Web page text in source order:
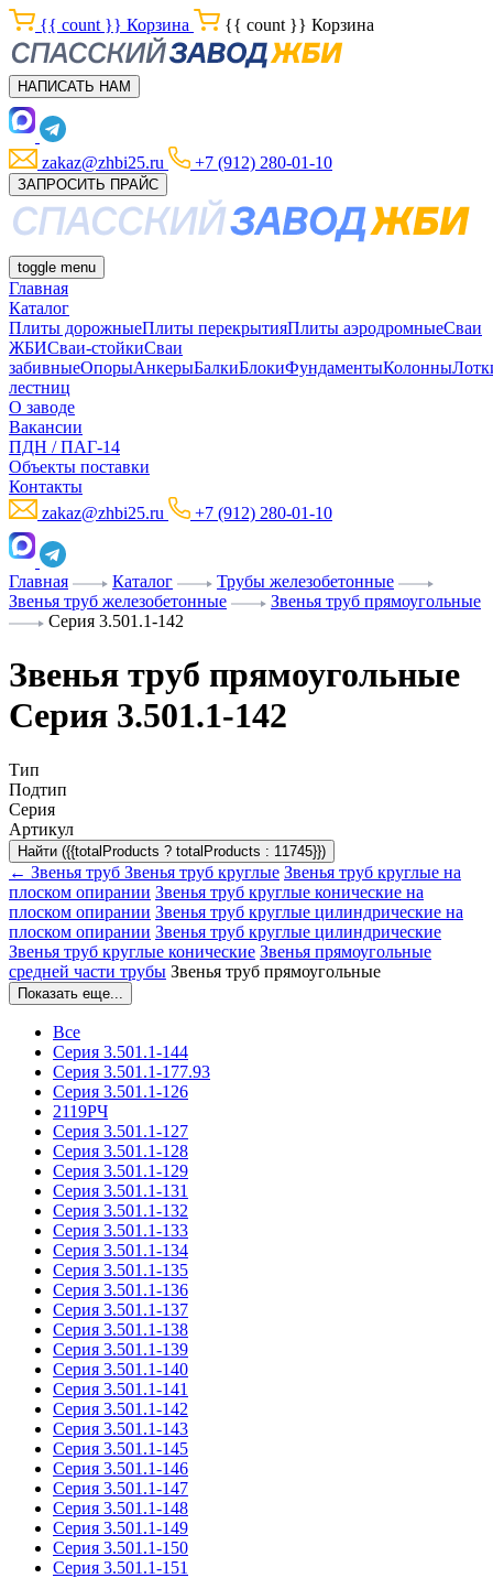
{{ count }} Корзина {{ count }} Корзина
НАПИСАТЬ НАМ
zakaz@zhbi25.ru +7 (912) 280-01-10
ЗАПРОСИТЬ ПРАЙС
toggle menu
Главная
Каталог
Плиты дорожныеПлиты перекрытияПлиты аэродромныеСваи
ЖБИСваи-стойкиСваи
забивныеОпорыАнкерыБалкиБлокиФундаментыКолонны
лестниц
О заводе
Вакансии
ПДН / ПАГ-14
Объекты поставки
Контакты
zakaz@zhbi25.ru
+7 (912) 280-01-10
Главная Каталог
Трубы железобетонные
Звенья труб железобетонные
Звенья труб прямоугольные
Серия 3.501.1-142
Звенья труб прямоугольные
Серия 3.501.1-142
Тип
Подтип
Серия
Артикул
Найти ({{totalProducts ? totalProducts : 11745}})
← Звенья труб Звенья труб круглые Звенья труб круглые на
плоском опирании Звенья труб круглые конические на
плоском опирании Звенья труб круглые цилиндрические на
плоском опирании Звенья труб круглые цилиндрические
Звенья труб круглые конические Звенья прямоугольные
средней части трубы Звенья труб прямоугольные
Показать еще...
Все
Серия 3.501.1-144
Серия 3.501.1-177.93
Серия 3.501.1-126
2119РЧ
Серия 3.501.1-127
Серия 3.501.1-128
Серия 3.501.1-129
Серия 3.501.1-131
Серия 3.501.1-132
Серия 3.501.1-133
Серия 3.501.1-134
Серия 3.501.1-135
Серия 3.501.1-136
Серия 3.501.1-137
Серия 3.501.1-138
Серия 3.501.1-139
Серия 3.501.1-140
Серия 3.501.1-141
Серия 3.501.1-142
Серия 3.501.1-143
Серия 3.501.1-145
Серия 3.501.1-146
Серия 3.501.1-147
Серия 3.501.1-148
Серия 3.501.1-149
Серия 3.501.1-150
Серия 3.501.1-151